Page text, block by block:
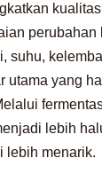
perubahan
suhu,
utama yang
lebih
lebih menarik.